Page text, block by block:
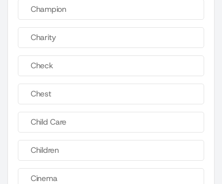
Champion
Charity
Check
Chest
Child Care
Children
Cinema